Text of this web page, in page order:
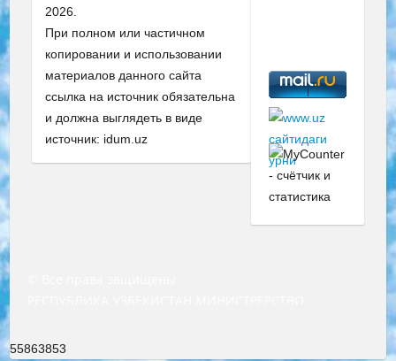
2026.
При полном или частичном
копировании и использовании
материалов данного сайта
ссылка на источник обязательна
и должна выглядеть в виде
источник: idum.uz
55863853